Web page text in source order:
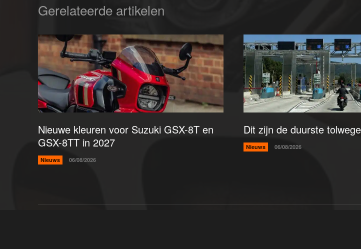
Gerelateerde artikelen
Nieuwe kleuren voor Suzuki GSX-8T en
GSX-8TT in 2027
Nieuws 06/08/2026
Dit zijn de duurste
Nieuws 06/08/2026